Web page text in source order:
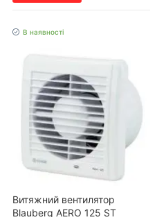
В наявності
Витяжний вентилятор
Blauberg AERO 125 ST